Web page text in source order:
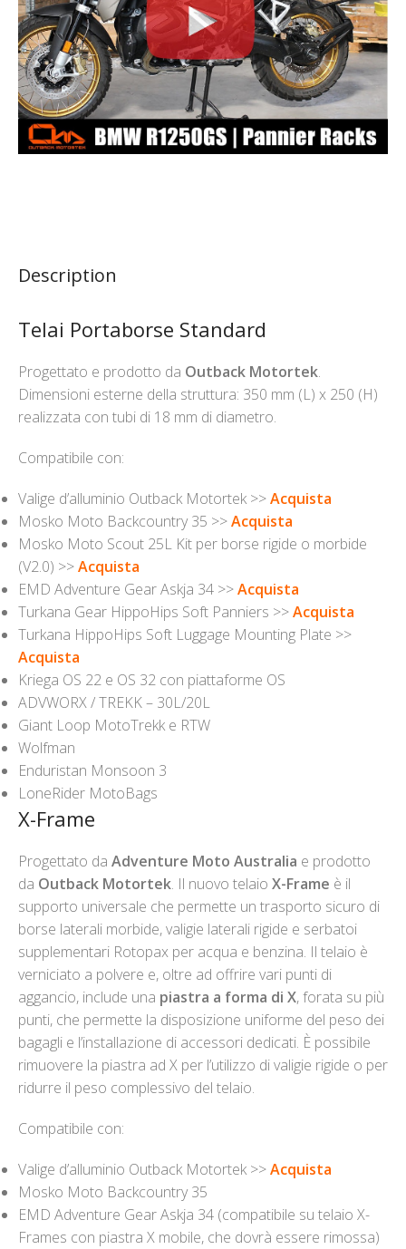
Description
Telai Portaborse Standard
Progettato e prodotto da Outback Motortek.
Dimensioni esterne della struttura: 350 mm (L) x 250 (H)
realizzata con tubi di 18 mm di diametro.
Compatibile con:
Valige d’alluminio Outback Motortek >>Acquista
Mosko Moto Backcountry 35 >>Acquista
Mosko Moto Scout 25L Kit per borse rigide o morbide
(V2.0) >>Acquista
EMD Adventure Gear Askja 34 >>Acquista
Turkana Gear HippoHips Soft Panniers >>Acquista
Turkana HippoHips Soft Luggage Mounting Plate >>
Acquista
Kriega OS 22 e OS 32 con piattaforme OS
ADVWORX / TREKK – 30L/20L
Giant Loop MotoTrekk e RTW
Wolfman
Enduristan Monsoon 3
LoneRider MotoBags
X-Frame
Progettato da Adventure Moto Australia e prodotto
da Outback Motortek. Il nuovo telaio X-Frame è il
supporto universale che permette un trasporto sicuro di
borse laterali morbide, valigie laterali rigide e serbatoi
supplementari Rotopax per acqua e benzina. Il telaio è
verniciato a polvere e, oltre ad offrire vari punti di
aggancio, include una piastra a forma di X, forata su più
punti, che permette la disposizione uniforme del peso dei
bagagli e l’installazione di accessori dedicati. È possibile
rimuovere la piastra ad X per l’utilizzo di valigie rigide o per
ridurre il peso complessivo del telaio.
Compatibile con:
Valige d’alluminio Outback Motortek >>Acquista
Mosko Moto Backcountry 35
EMD Adventure Gear Askja 34 (compatibile su telaio X-
Frames con piastra X mobile, che dovrà essere rimossa)